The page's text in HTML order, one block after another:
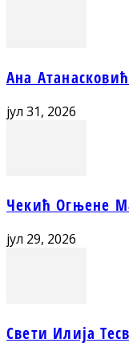
Ана
јул 31, 2026
Чекић Огњене
јул 29, 2026
Свети Илија